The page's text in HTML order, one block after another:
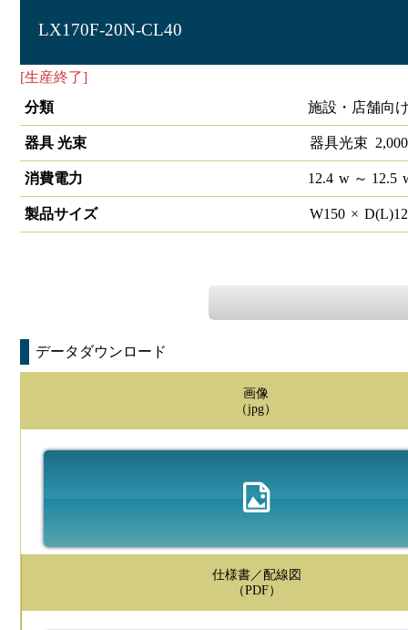
LX170F-20N-CL40
[生産終了]
分類
施設・店舗向
器具 光束 器具光束 2,000
消費電力 12.4 w～ 12.5
製品サイズ W150 × D(L)
データダウンロード
画像
（jpg）
仕様書／配線図
（PDF）